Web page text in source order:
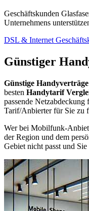
Geschäftskunden
Unternehmens
DSL & Internet
Günstiger
Günstige Handyverträge
besten Handytarif
passende
Tarif/Anbierter für Sie zu
Wer bei Mobilfunk-
der Region und dem
Gebiet nicht passt und